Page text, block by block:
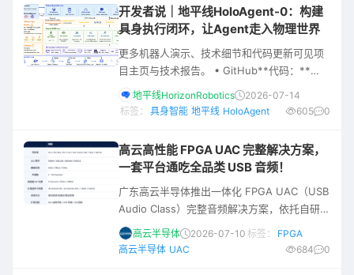
术，你就可以用无线电波来传递能量或信息”
它不是某一个协议，也不是某一个模块。它关
注的是更底层的问题： *“信号怎么发出去；信
号怎么被接收
开发者说｜地平线HoloAgent-0：构建
具身执行闭环，让Agent走入物理世界
更多机器人演示、技术细节和代码更新可见项
目主页与技术报告。 • GitHub**代码：**
https://github.com/HorizonRobotics/HoloAgent
• 项目主页：
https://arxiv.org/abs/2606.23565 概述 让A
地平线HorizonRobotics
2026-07-14
标签：
具身智能 地平线 HoloAgent 605 0
高云高性能 FPGA UAC 完整解决方案，
一套平台通吃全品类 USB 音频！
广东高云半导体推出一体化 FPGA UAC（USB
Audio Class）完整音频解决方案，依托自研高
速 USB 音频 IP 核与软硬协同架构，打造可兼
容消费 Hi-Fi、便携音频、专业录音多通道声
高云半导体 2026-07-10 标签：
FPGA
高云半导体 UAC 684 0